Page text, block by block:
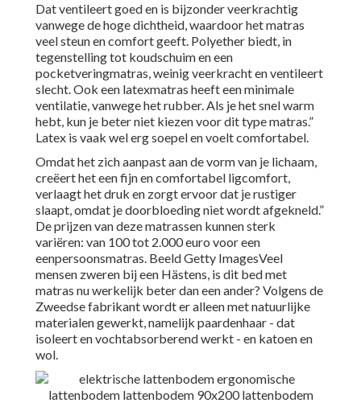
Dat ventileert goed en is bijzonder veerkrachtig
vanwege de hoge dichtheid, waardoor het matras
veel steun en comfort geeft. Polyether biedt, in
tegenstelling tot koudschuim en een
pocketveringmatras, weinig veerkracht en ventileert
slecht. Ook een latexmatras heeft een minimale
ventilatie, vanwege het rubber. Als je het snel warm
hebt, kun je beter niet kiezen voor dit type matras.”
Latex is vaak wel erg soepel en voelt comfortabel.
Omdat het zich aanpast aan de vorm van je lichaam,
creëert het een fijn en comfortabel ligcomfort,
verlaagt het druk en zorgt ervoor dat je rustiger
slaapt, omdat je doorbloeding niet wordt afgekneld.”
De prijzen van deze matrassen kunnen sterk
variëren: van 100 tot 2.000 euro voor een
eenpersoonsmatras. Beeld Getty ImagesVeel
mensen zweren bij een Hästens, is dit bed met
matras nu werkelijk beter dan een ander? Volgens de
Zweedse fabrikant wordt er alleen met natuurlijke
materialen gewerkt, namelijk paardenhaar - dat
isoleert en vochtabsorberend werkt - en katoen en
wol.